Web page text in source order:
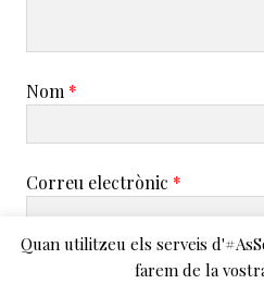
Nom *
Correu electrònic *
Quan utilitzeu els serveis
farem de la